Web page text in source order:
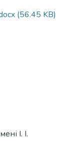
(56.45 KB)
І. І.